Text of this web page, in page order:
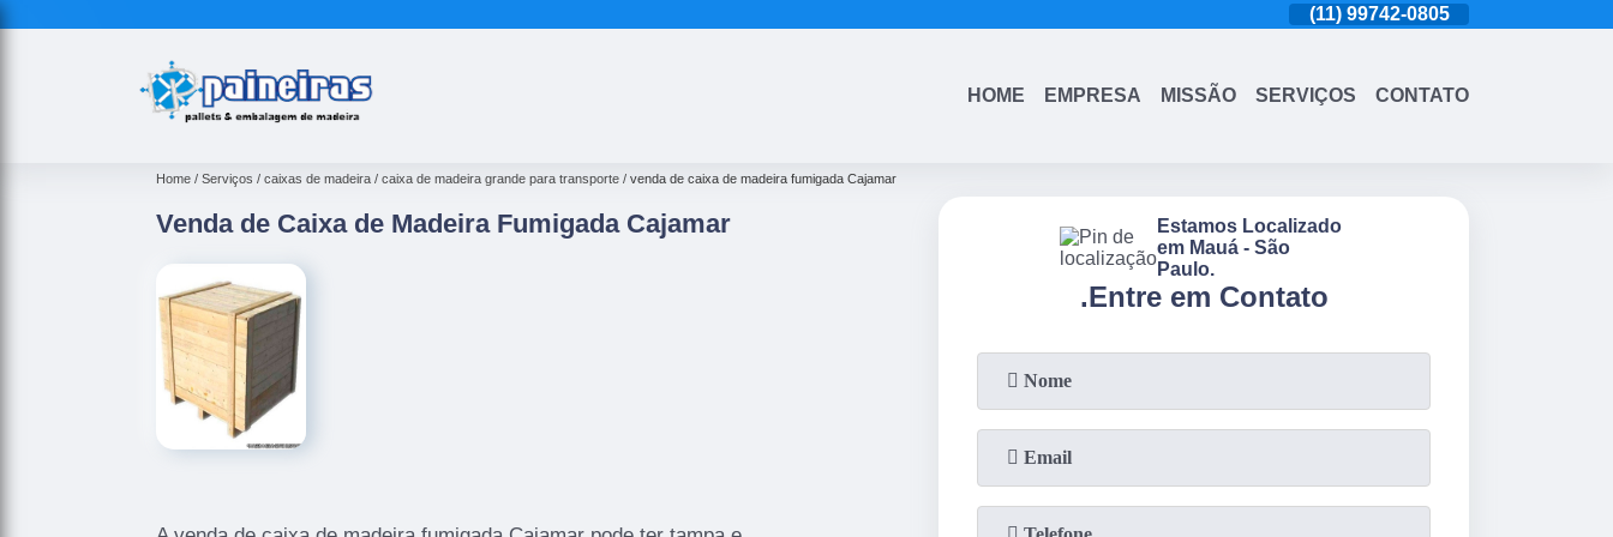
(11) 99742-0805
HOME EMPRESA MISSÃO SERVIÇOS CONTATO
Home Serviços caixas de madeira caixa de madeira grande para transporte venda de caixa de madeira fumigada Cajamar
Venda de Caixa de Madeira Fumigada Cajamar
.Entre em Contato
Estamos Localizado
em Mauá - São
Paulo.